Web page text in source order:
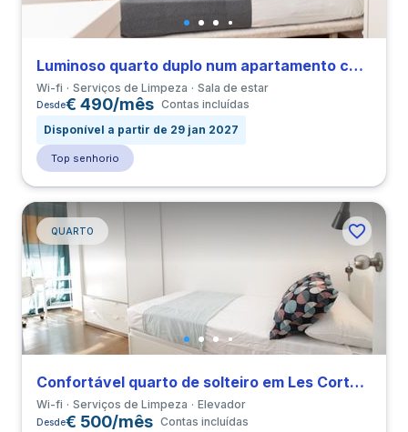
Luminoso quarto duplo num apartamento com 3 quartos em El Raval
Wi-fi Serviços de Limpeza Sala de estar
Desde€ 490/mês Contas incluídas
Disponível a partir de 29 jan 2027
Top senhorio
QUARTO
Confortável quarto de solteiro em Les Corts perto de UPC
Wi-fi Serviços de Limpeza Elevador
Desde€ 500/mês Contas incluídas